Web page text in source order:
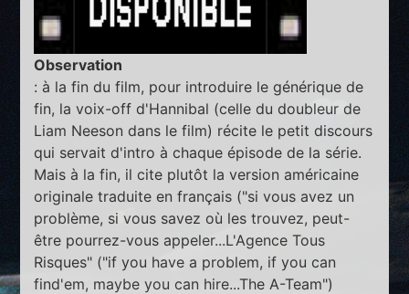
Observation
: à la fin du film, pour introduire le générique de
fin, la voix-off d'Hannibal (celle du doubleur de
Liam Neeson dans le film) récite le petit discours
qui servait d'intro à chaque épisode de la série.
Mais à la fin, il cite plutôt la version américaine
originale traduite en français ("si vous avez un
problème, si vous savez où les trouvez, peut-
être pourrez-vous appeler...L'Agence Tous
Risques" ("if you have a problem, if you can
find'em, maybe you can hire...The A-Team")